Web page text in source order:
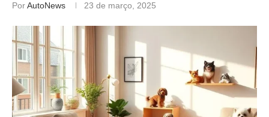
PorAutoNews 23 de março, 2025